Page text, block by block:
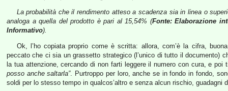
La probabilità che il rendimento atteso a scadenza sia in linea o
analoga a quella del prodotto è pari al 15,54% (Fonte: Elaborazione
Informativo).
Ok, l’ho copiata proprio come è scritta: allora, com’è la cifra,
peccato che ci sia un grassetto strategico (l’unico di tutto il documento)
la tua attenzione, cercando di non farti leggere il numero con cura, e
posso anche saltarla”. Purtroppo per loro, anche se in fondo in fondo,
soldi per lo stesso tempo in qualcos’altro e senza alcun rischio, guadagni